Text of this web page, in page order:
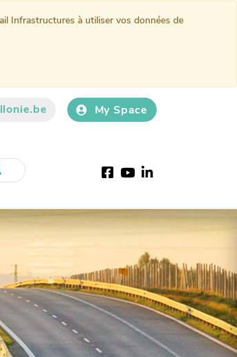
My Space
Facebook
YoutubeLinkedIn
Infrastructures à utiliser vos données de